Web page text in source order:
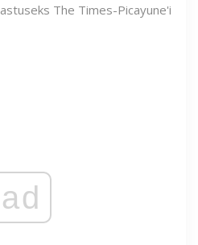
The Times-Picayune'i
ad